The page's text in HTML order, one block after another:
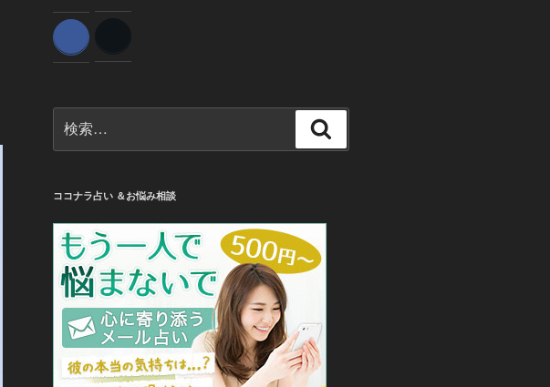
索:
索
ココナラ占い ＆お悩み相談